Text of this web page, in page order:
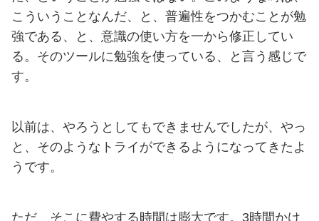
こういうことなんだ、と、普遍性をつかむことが勉
強である、と、意識の使い方を一から修正してい
る。そのツールに勉強を使っている、と言う感じで
す。
以前は、やろうとしてもできませんでしたが、やっ
と、そのようなトライができるようになってきたよ
うです。
ただ、そこに費やする時間は膨大です。3時間かけ